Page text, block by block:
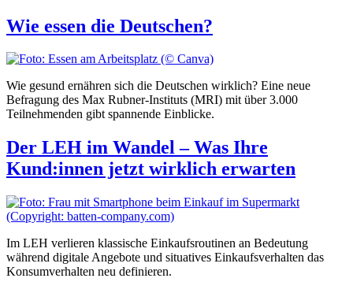
Wie essen die Deutschen?
Wie gesund ernähren sich die Deutschen wirklich? Eine neue
Befragung des Max Rubner-Instituts (MRI) mit über 3.000
Teilnehmenden gibt spannende Einblicke.
Der LEH im Wandel – Was Ihre
Kund:innen jetzt wirklich erwarten
Im LEH verlieren klassische Einkaufsroutinen an Bedeutung
während digitale Angebote und situatives Einkaufsverhalten das
Konsumverhalten neu definieren.